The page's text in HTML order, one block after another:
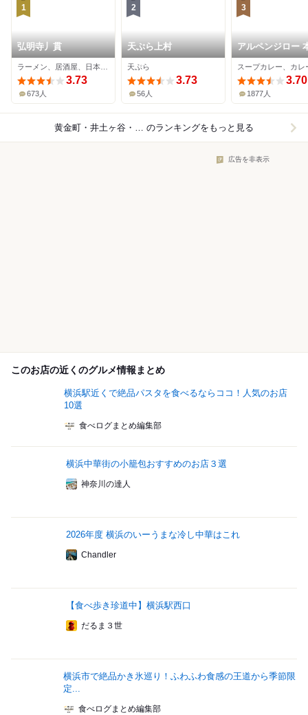
1
弘明寺丿貫
3.73
673人
2
天ぷら上村
天ぷら
3.73
56人
3
アルペンジロー
3.70
1877人
黄金町・井土ヶ谷・弘明寺×レストラン のランキングをもっと見る
広告を非表示
このお店の近くのグルメ情報まとめ
横浜駅近くで絶品パスタを食べるならココ！人気のお店
10選
食べログまとめ編集部
横浜中華街の小籠包おすすめのお店３選
神奈川の達人
2026年度 横浜のいーうまな冷し中華はこれ
Chandler
【食べ歩き珍道中】横浜駅西口
だるま３世
横浜市で絶品かき氷巡り！ふわふわ食感の王道から季節限
定...
食べログまとめ編集部